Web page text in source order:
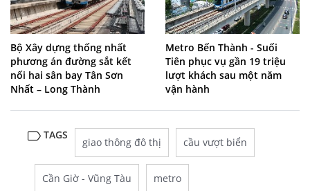
Bộ Xây dựng thống nhất
phương án đường sắt kết
nối hai sân bay Tân Sơn
Nhất – Long Thành
Metro Bến Thành - Suối
Tiên phục vụ gần 19 triệu
lượt khách sau một năm
vận hành
TAGS
giao thông đô thị cầu vượt biển
Cần Giờ - Vũng Tàu metro